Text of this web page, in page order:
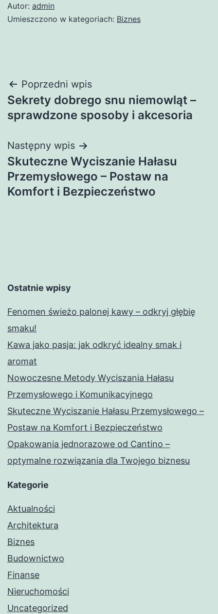
Autor: admin
Umieszczono w kategoriach: Biznes
Nawigacja
wpisu
Poprzedni wpis
Sekrety dobrego snu niemowląt –
sprawdzone sposoby i akcesoria
Następny wpis
Skuteczne Wyciszanie Hałasu
Przemysłowego – Postaw na
Komfort i Bezpieczeństwo
Ostatnie wpisy
Fenomen świeżo palonej kawy – odkryj głębię
smaku!
Kawa jako pasja: jak odkryć idealny smak i
aromat
Nowoczesne Metody Wyciszania Hałasu
Przemysłowego i Komunikacyjnego
Skuteczne Wyciszanie Hałasu Przemysłowego –
Postaw na Komfort i Bezpieczeństwo
Opakowania jednorazowe od Cantino –
optymalne rozwiązania dla Twojego biznesu
Kategorie
Aktualności
Architektura
Biznes
Budownictwo
Finanse
Nieruchomości
Uncategorized